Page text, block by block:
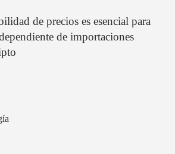
de precios es esencial para
de importaciones